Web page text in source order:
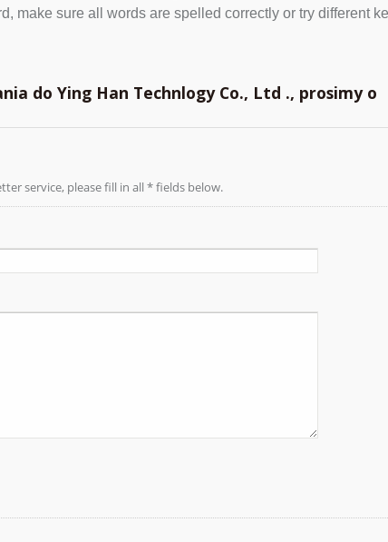
make sure all words are spelled correctly or try different
do Ying Han Technlogy Co., Ltd ., prosimy o